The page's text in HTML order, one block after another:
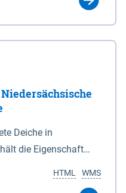
Deiche in
die Eigenschaft
WMS
HTML